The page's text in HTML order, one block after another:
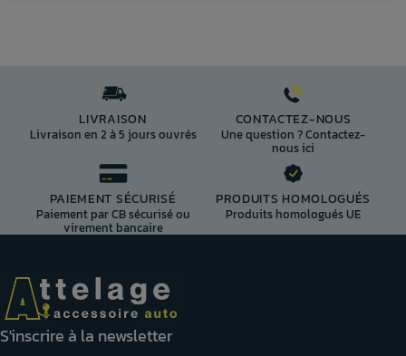
LIVRAISON
Livraison en 2 à 5 jours ouvrés
CONTACTEZ-NOUS
Une question ? Contactez-
nous ici
PAIEMENT SÉCURISÉ
Paiement par CB sécurisé ou
virement bancaire
PRODUITS HOMOLOGUÉS
Produits homologués UE
S'inscrire à la newsletter